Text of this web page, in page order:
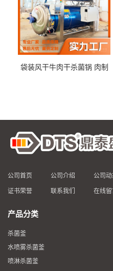
袋装风干牛肉干杀菌锅 肉制
公司首页 公司介绍 公司
证书荣誉 联系我们 在线
产品分类
杀菌釜
水喷雾杀菌釜
喷淋杀菌釜